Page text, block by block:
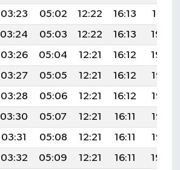
03:23 05:02 12:22 16:13
19:31
03:24 05:03 12:22 16:13
19:30
03:26 05:04 12:21 16:12
19:29
03:27 05:05 12:21 16:12
19:28
03:28 05:06 12:21 16:12
19:27
03:30 05:07 12:21 16:11
19:26
03:31 05:08 12:21 16:11
19:25
03:32 05:09 12:21 16:11
19:24